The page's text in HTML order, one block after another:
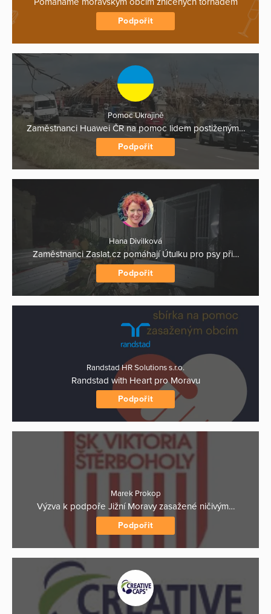
Podpořit
Pomoc Ukrajině
Zaměstnanci Huawei ČR na pomoc lidem postiženým…
Podpořit
Hana Divilková
Zaměstnanci Zaslat.cz pomáhají Útulku pro psy při…
Podpořit
Randstad HR Solutions s.r.o.
Randstad with Heart pro Moravu
Podpořit
Marek Prokop
Výzva k podpoře Jižní Moravy zasažené ničivým…
Podpořit